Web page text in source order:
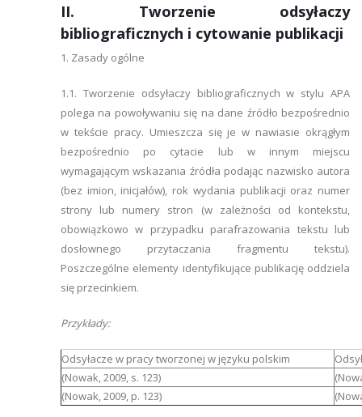
II. Tworzenie odsyłaczy
bibliograficznych i cytowanie publikacji
1. Zasady ogólne
1.1. Tworzenie odsyłaczy bibliograficznych w stylu APA
polega na powoływaniu się na dane źródło bezpośrednio
w tekście pracy. Umieszcza się je w nawiasie okrągłym
bezpośrednio po cytacie lub w innym miejscu
wymagającym wskazania źródła podając nazwisko autora
(bez imion, inicjałów), rok wydania publikacji oraz numer
strony lub numery stron (w zależności od kontekstu,
obowiązkowo w przypadku parafrazowania tekstu lub
dosłownego przytaczania fragmentu tekstu).
Poszczególne elementy identyfikujące publikację oddziela
się przecinkiem.
Przykłady:
Odsyłacze w pracy tworzonej w języku polskim
(Nowak, 2009, s. 123)
(Nowak, 2009, p. 123)